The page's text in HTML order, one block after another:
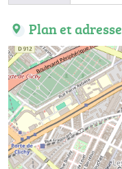
Plan et adresse